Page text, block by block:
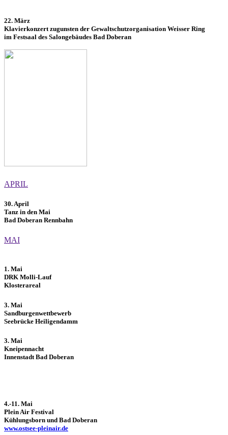
22. März
Klavierkonzert zugunsten der Gewaltschutzorganisation Weisser Ring
im Festsaal des Salongebäudes Bad Doberan
APRIL
30. April
Tanz in den Mai
Bad Doberan Rennbahn
MAI
1. Mai
DRK Molli-Lauf
Klosterareal
3. Mai
Sandburgenwettbewerb
Seebrücke Heiligendamm
3. Mai
Kneipennacht
Innenstadt Bad Doberan
4.-11. Mai
Plein Air Festival
Kühlungsborn und Bad Doberan
www.ostsee-pleinair.de